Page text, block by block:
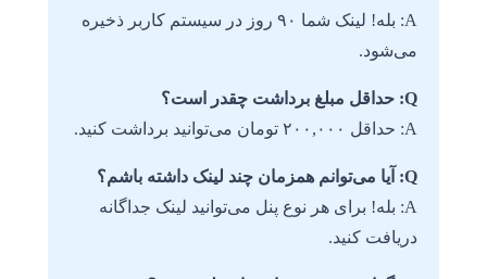
A: بله! لینک شما ۹۰ روز در سیستم کاربر ذخیره
می‌شود.
Q: حداقل مبلغ برداشت چقدر است؟
A: حداقل ۲۰۰,۰۰۰ تومان می‌توانید برداشت کنید.
Q: آیا می‌توانم همزمان چند لینک داشته باشم؟
A: بله! برای هر نوع پنل می‌توانید لینک جداگانه
دریافت کنید.